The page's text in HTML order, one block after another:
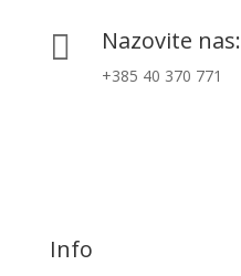
 Nazovite nas:
+385 40 370 771
Info